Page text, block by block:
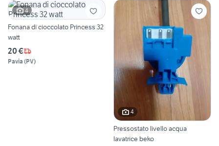
4
Fonana di cioccolato Princess 32
watt
20 €
Pavia (PV)
4
Pressostato livello acqua
lavatrice beko